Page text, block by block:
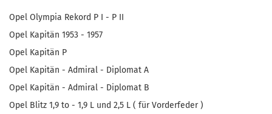
Opel Olympia Rekord P I - P II
Opel Kapitän 1953 - 1957
Opel Kapitän P
Opel Kapitän - Admiral - Diplomat A
Opel Kapitän - Admiral - Diplomat B
Opel Blitz 1,9 to - 1,9 L und 2,5 L ( für Vorderfeder )